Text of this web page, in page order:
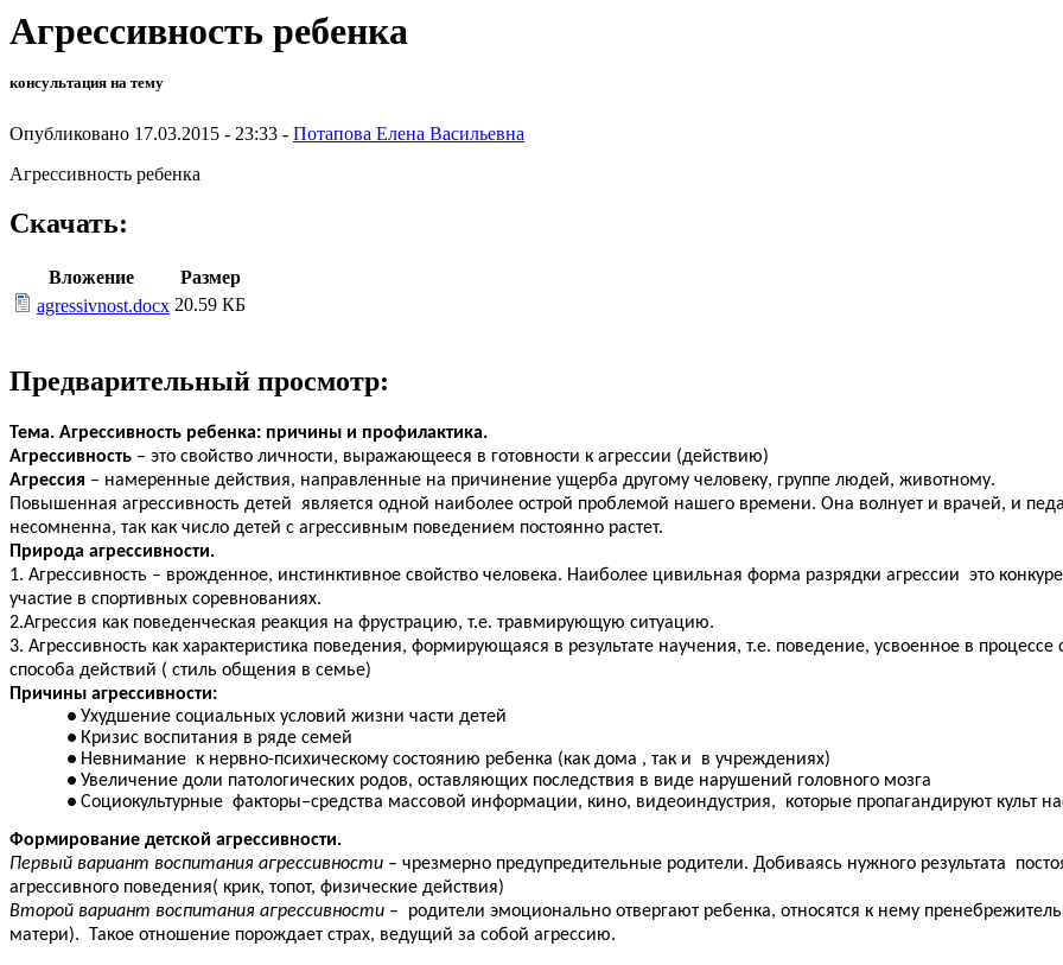
Агрессивность ребенка
консультация на тему
Опубликовано 17.03.2015 - 23:33 - Потапова Елена Васильевна
Агрессивность ребенка
Скачать:
Вложение
Размер
agressivnost.docx 20.59 КБ
Предварительный просмотр:
Тема. Агрессивность ребенка: причины и профилактика.
Агрессивность – это свойство личности, выражающееся в готовности к агрессии (действию)
Агрессия – намеренные действия, направленные на причинение ущерба другому человеку, группе людей, животному.
Повышенная агрессивность детей является одной наиболее острой проблемой нашего времени. Она волнует и врачей, и
несомненна, так как число детей с агрессивным поведением постоянно растет.
Природа агрессивности.
1. Агрессивность – врожденное, инстинктивное свойство человека. Наиболее цивильная форма разрядки агрессии это
участие в спортивных соревнованиях.
2.Агрессия как поведенческая реакция на фрустрацию, т.е. травмирующую ситуацию.
3. Агрессивность как характеристика поведения, формирующаяся в результате научения, т.е. поведение, усвоенное в
способа действий ( стиль общения в семье)
Причины агрессивности:
Ухудшение социальных условий жизни части детей
Кризис воспитания в ряде семей
Невнимание к нервно-психическому состоянию ребенка (как дома , так и в учреждениях)
Увеличение доли патологических родов, оставляющих последствия в виде нарушений головного мозга
Социокультурные факторы–средства массовой информации, кино, видеоиндустрия, которые пропагандируют культ
Формирование детской агрессивности.
Первый вариант воспитания агрессивности – чрезмерно предупредительные родители. Добиваясь нужного результата
агрессивного поведения( крик, топот, физические действия)
Второй вариант воспитания агрессивности – родители эмоционально отвергают ребенка, относятся к нему
матери). Такое отношение порождает страх, ведущий за собой агрессию.